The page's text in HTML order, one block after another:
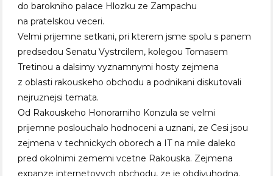
do barokniho palace Hlozku ze Zampachu
na pratelskou veceri.
Velmi prijemne setkani, pri kterem jsme spolu s panem
predsedou Senatu Vystrcilem, kolegou Tomasem
Tretinou a dalsimy vyznamnymi hosty zejmena
z oblasti rakouskeho obchodu a podnikani diskutovali
nejruznejsi temata.
Od Rakouskeho Honorarniho Konzula se velmi
prijemne poslouchalo hodnoceni a uznani, ze Cesi jsou
zejmena v technickych oborech a IT na mile daleko
pred okolnimi zememi vcetne Rakouska. Zejmena
expanze internetovych obchodu, ze je obdivuhodna.